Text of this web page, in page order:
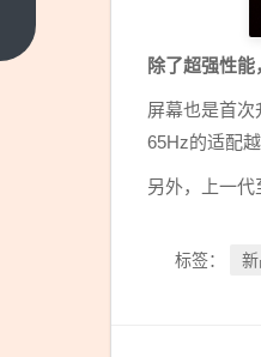
除了超强性
屏幕也是首
65Hz的适配
另外，上一代
标签：